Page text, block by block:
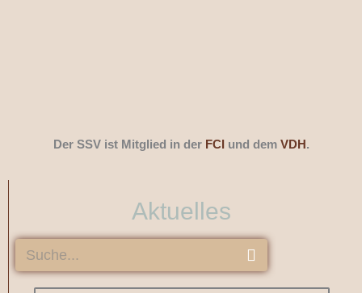
Der SSV ist Mitglied in der FCIund dem VDH.
Aktuelles
u